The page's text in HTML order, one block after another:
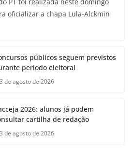
oficializar a chapa Lula-Alckmin
públicos seguem previstos
período eleitoral
3 de agosto de 2026
2026: alunos já podem
cartilha de redação
3 de agosto de 2026